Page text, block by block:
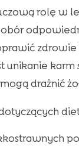
rolę w
zdrowie
unikanie karm
drażnić